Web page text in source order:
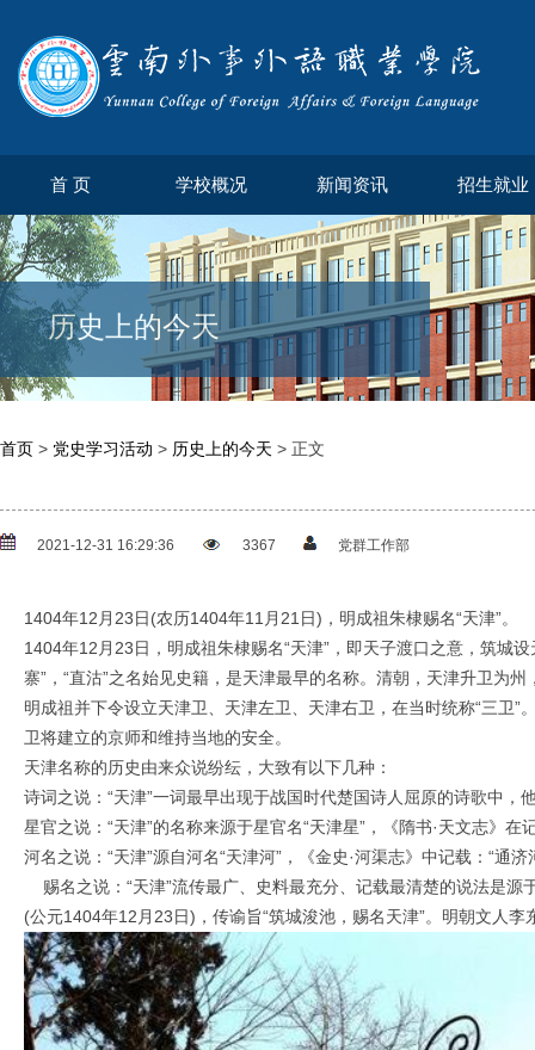
首 页 学校概况 新闻资讯 招生就业
历史上的今天
首页 > 党史学习活动 > 历史上的今天 > 正文
2021-12-31 16:29:36 3367 党群工作部
1404年12月23日(农历1404年11月21日)，明成祖朱棣赐名“天津”。
1404年12月23日，明成祖朱棣赐名“天津”，即天子渡口之意，筑城
寨”，“直沽”之名始见史籍，是天津最早的名称。清朝，天津升卫为
明成祖并下令设立天津卫、天津左卫、天津右卫，在当时统称“三卫
卫将建立的京师和维持当地的安全。
天津名称的历史由来众说纷纭，大致有以下几种：
诗词之说：“天津”一词最早出现于战国时代楚国诗人屈原的诗歌中，
星官之说：“天津”的名称来源于星官名“天津星”，《隋书·天文志》在
河名之说：“天津”源自河名“天津河”，《金史·河渠志》中记载：“
赐名之说：“天津”流传最广、史料最充分、记载最清楚的说法是源
(公元1404年12月23日)，传谕旨“筑城浚池，赐名天津”。明朝文人